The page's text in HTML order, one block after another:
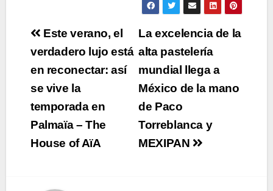
Navegación
de
entradas
La excelencia de la
alta pastelería
mundial llega a
México de la mano
de Paco
Torreblanca y
MEXIPAN
Este verano, el
verdadero lujo está
en reconectar: así
se vive la
temporada en
Palmaïa – The
House of AïA